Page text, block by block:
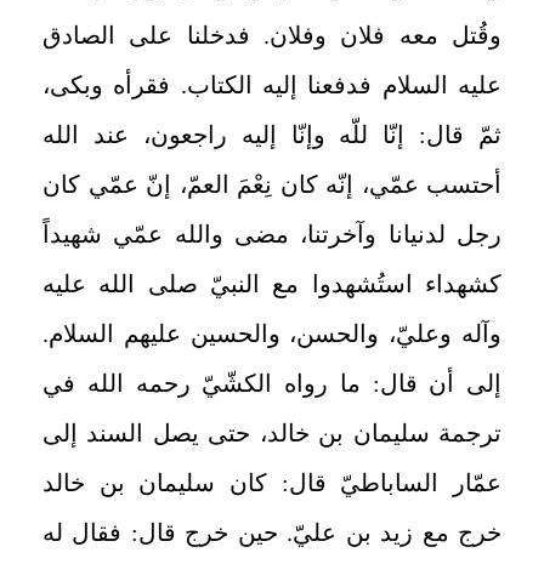
وقُتل معه فلان وفلان. فدخلنا على الصادق
عليه السلام فدفعنا إليه الكتاب. فقرأه وبكى،
ثمّ قال: إنّا للّه وإنّا إليه راجعون، عند الله
أحتسب عمّي، إنّه كان نِعْمَ العمّ، إنّ عمّي كان
رجل لدنيانا وآخرتنا، مضى والله عمّي شهيداً
كشهداء استُشهدوا مع النبيّ صلى الله عليه
وآله وعليّ، والحسن، والحسين عليهم السلام.
إلى أن قال: ما رواه الكشّيّ رحمه الله في
ترجمة سليمان بن خالد، حتى يصل السند إلى
عمّار الساباطيّ قال: كان سليمان بن خالد
خرج مع زيد بن عليّ. حين خرج قال: فقال له